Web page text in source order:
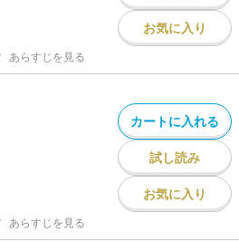
お気に入り
あらすじを見る
カートに入れる
試し読み
お気に入り
あらすじを見る